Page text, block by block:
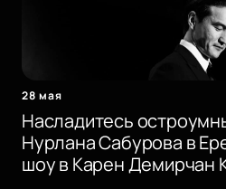
28 мая
Насладитесь
Нурлана Сабурова в
шоу в Карен Демирчан